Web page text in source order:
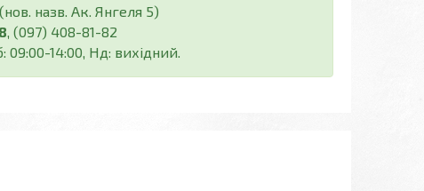
назв. Ак. Янгеля 5)
, (097) 408-81-82
09:00-14:00, Нд: вихідний.